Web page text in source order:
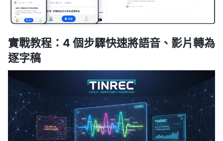
實戰教程：4 個步驟快速將語音、影片轉為
逐字稿